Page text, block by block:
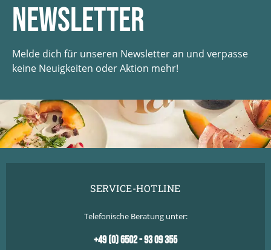
Newsletter
Melde dich für unseren Newsletter an und verpasse
keine Neuigkeiten oder Aktion mehr!
SERVICE-HOTLINE
Telefonische Beratung unter:
+49 (0) 6502 - 93 09 355